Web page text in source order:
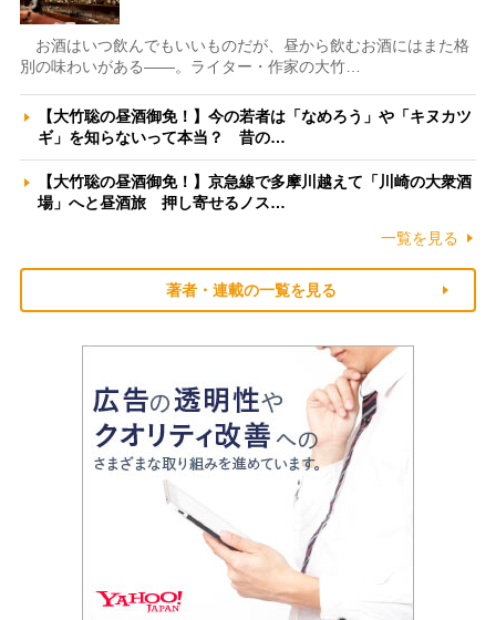
お酒はいつ飲んでもいいものだが、昼から飲むお酒にはまた格
別の味わいがある――。ライター・作家の大竹…
【大竹聡の昼酒御免！】今の若者は「なめろう」や「キヌカツ
ギ」を知らないって本当？ 昔の…
【大竹聡の昼酒御免！】京急線で多摩川越えて「川崎の大衆酒
場」へと昼酒旅 押し寄せるノス…
一覧を見る
著者・連載の一覧を見る